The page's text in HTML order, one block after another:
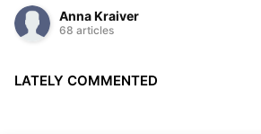
Anna Kraiver
68 articles
LATELY COMMENTED